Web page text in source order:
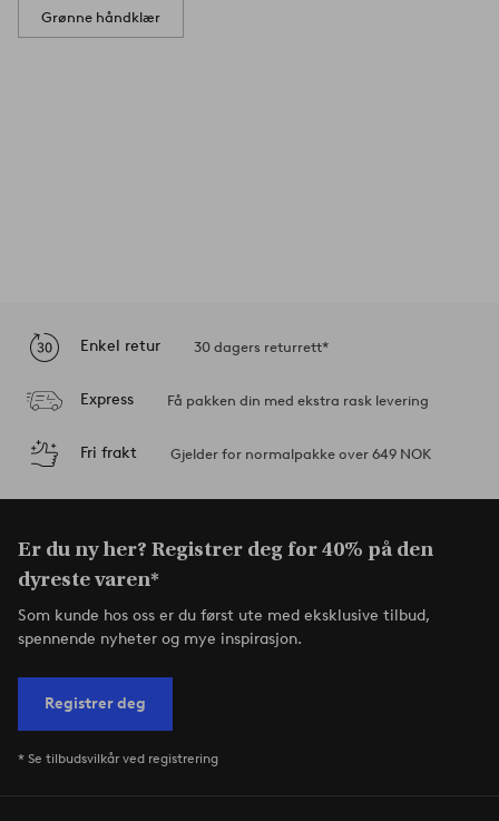
Grønne håndklær
Enkel retur 30 dagers returrett*
Express Få pakken din med ekstra rask levering
Fri frakt Gjelder for normalpakke over 649 NOK
Er du ny her? Registrer deg for 40% på den
dyreste varen*
Som kunde hos oss er du først ute med eksklusive tilbud,
spennende nyheter og mye inspirasjon.
Registrer deg
* Se tilbudsvilkår ved registrering